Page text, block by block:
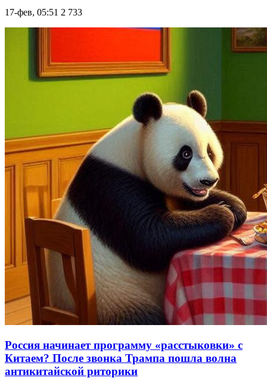
17-фев, 05:51 2 733
Россия начинает программу «расстыковки» с
Китаем? После звонка Трампа пошла волна
антикитайской риторики